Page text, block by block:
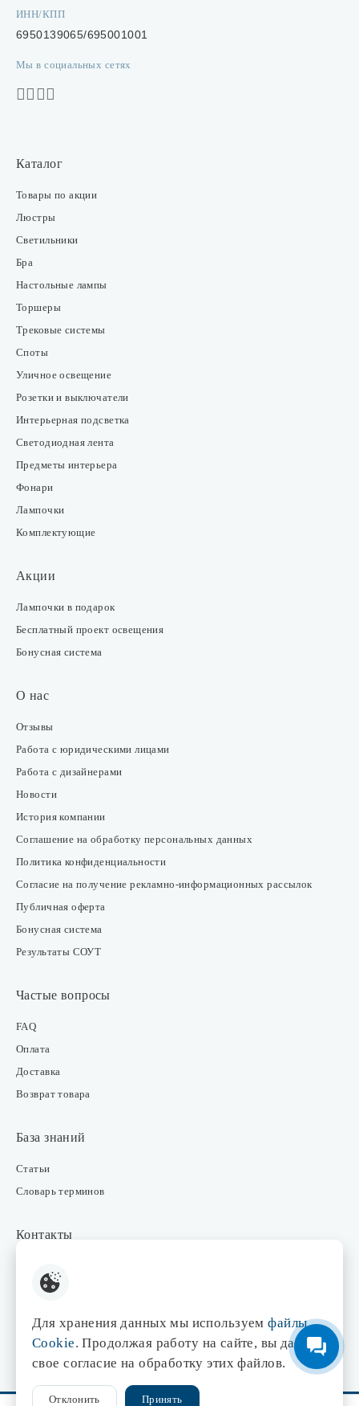
ИНН/КПП
6950139065/695001001
Мы в социальных сетях
Каталог
Товары по акции
Люстры
Светильники
Бра
Настольные лампы
Торшеры
Трековые системы
Споты
Уличное освещение
Розетки и выключатели
Интерьерная подсветка
Светодиодная лента
Предметы интерьера
Фонари
Лампочки
Комплектующие
Акции
Лампочки в подарок
Бесплатный проект освещения
Бонусная система
О нас
Отзывы
Работа с юридическими лицами
Работа с дизайнерами
Новости
История компании
Соглашение на обработку персональных данных
Политика конфиденциальности
Согласие на получение рекламно-информационных рассылок
Публичная оферта
Бонусная система
Результаты СОУТ
Частые вопросы
FAQ
Оплата
Доставка
Возврат товара
База знаний
Статьи
Словарь терминов
Контакты
Интернет-магазин
Отдел маркетинга
Для хранения данных мы используемфайлы
Cookie. Продолжая работу на сайте, вы даете
свое согласие на обработку этих файлов.
Отклонить Принять